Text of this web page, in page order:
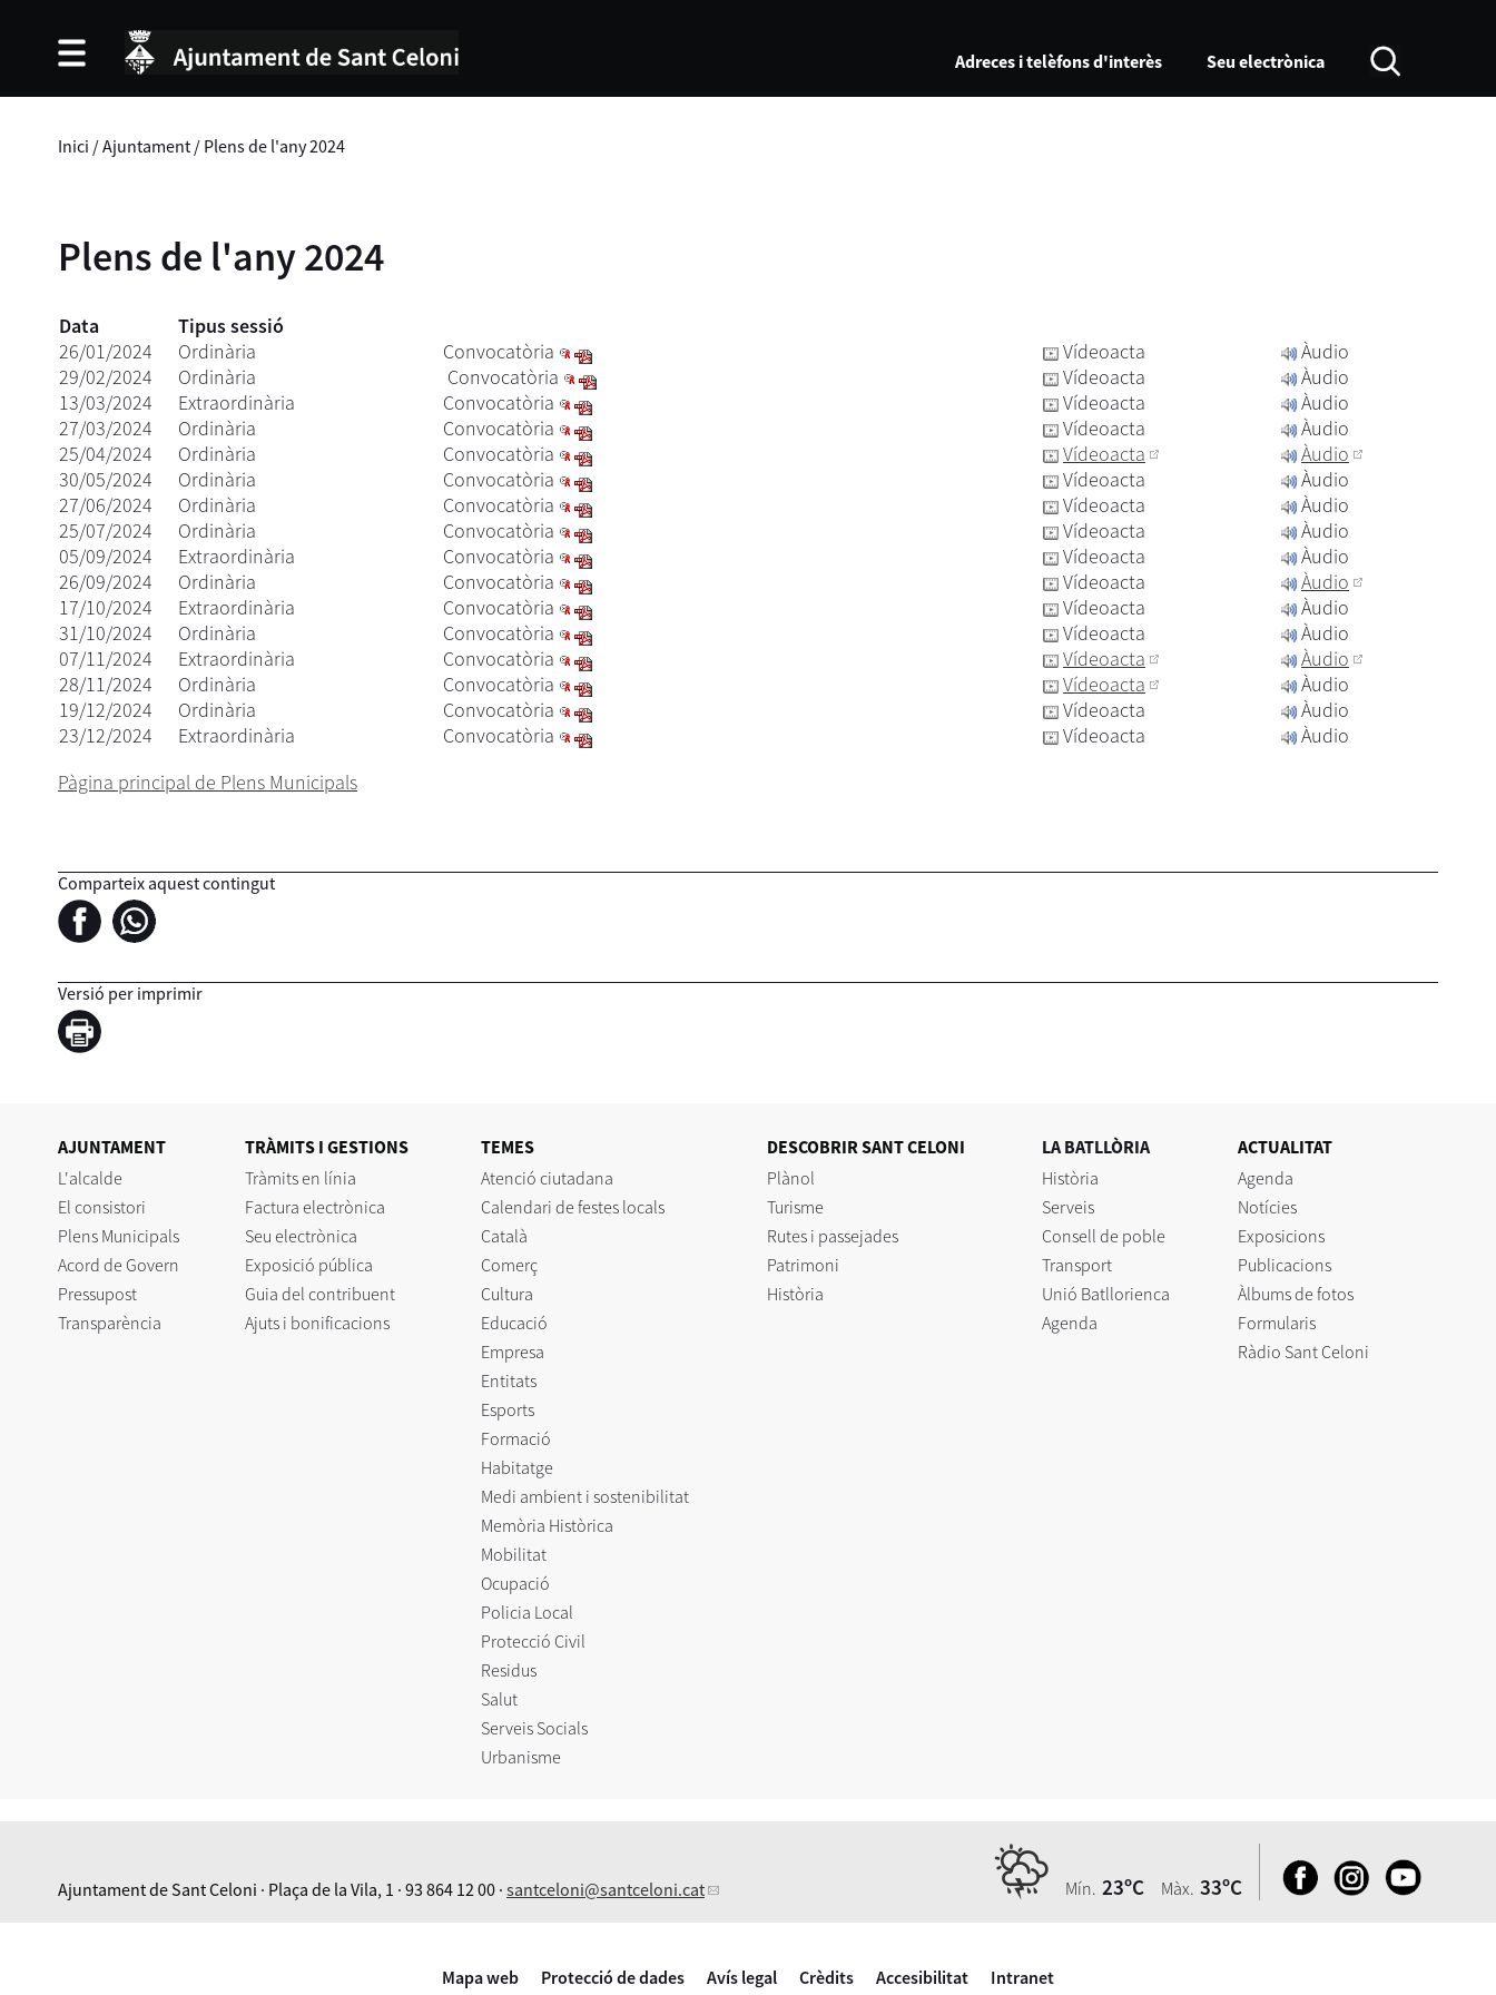
Adreces i telèfons d'interès Seu electrònica
Inici /Ajuntament / Plens de l'any 2024
Plens de l'any 2024
Data Tipussessió
26/01/2024
Ordinària Convocatòria Vídeoacta
Àudio
29/02/2024
Ordinària Convocatòria Vídeoacta
Àudio
13/03/2024
Extraordinària Convocatòria Vídeoacta
Àudio
27/03/2024
Ordinària Convocatòria Vídeoacta
Àudio
25/04/2024
Ordinària Convocatòria Vídeoacta
Àudio
30/05/2024
Ordinària Convocatòria Vídeoacta
Àudio
27/06/2024
Ordinària Convocatòria Vídeoacta
Àudio
25/07/2024
Ordinària Convocatòria Vídeoacta
Àudio
05/09/2024
Extraordinària Convocatòria Vídeoacta
Àudio
26/09/2024
Ordinària Convocatòria Vídeoacta
Àudio
17/10/2024
Extraordinària Convocatòria Vídeoacta
Àudio
31/10/2024
Ordinària Convocatòria Vídeoacta
Àudio
07/11/2024
Extraordinària Convocatòria Vídeoacta
Àudio
28/11/2024
Ordinària Convocatòria Vídeoacta
Àudio
19/12/2024
Ordinària Convocatòria Vídeoacta
Àudio
23/12/2024
Extraordinària Convocatòria Vídeoacta
Àudio
Pàgina principal de Plens Municipals
Comparteix aquest contingut
Versió per imprimir
AJUNTAMENT
L'alcalde
El consistori
Plens Municipals
Acord de Govern
Pressupost
Transparència
TRÀMITS I GESTIONS
Tràmits en línia
Factura electrònica
Seu electrònica
Exposició pública
Guia del contribuent
Ajuts i bonificacions
TEMES
Atenció ciutadana
Calendari de festes locals
Català
Comerç
Cultura
Educació
Empresa
Entitats
Esports
Formació
Habitatge
Medi ambient i sostenibilitat
Memòria Històrica
Mobilitat
Ocupació
Policia Local
Protecció Civil
Residus
Salut
Serveis Socials
Urbanisme
DESCOBRIR SANT CELONI
Plànol
Turisme
Rutes i passejades
Patrimoni
Història
LA BATLLÒRIA
Història
Serveis
Consell de poble
Transport
Unió Batllorienca
Agenda
ACTUALITAT
Agenda
Notícies
Exposicions
Publicacions
Àlbums de fotos
Formularis
Ràdio Sant Celoni
Ajuntament de Sant Celoni · Plaça de la Vila, 1 · 93 864 12 00 · santceloni@santceloni.cat Mín. 23ºC Màx. 33ºC
Mapa web Protecció de dades Avís legal Crèdits Accesibilitat Intranet